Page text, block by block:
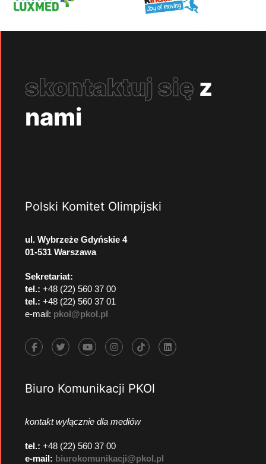
skontaktuj się z
nami
Polski Komitet Olimpijski
ul. Wybrzeże Gdyńskie 4
01-531 Warszawa
Sekretariat:
tel.: +48 (22) 560 37 00
tel.: +48 (22) 560 37 01
e-mail: pkol@pkol.pl
Biuro Komunikacji PKOl
kontakt wyłącznie dla mediów
tel.: +48 (22) 560 37 00
e-mail: biurokomunikacji@pkol.pl